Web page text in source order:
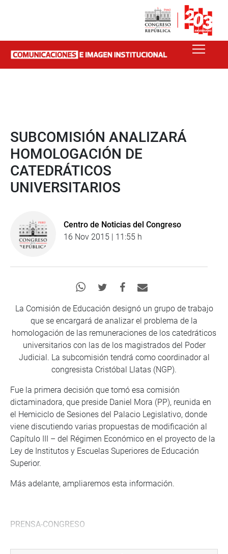
SUBCOMISIÓN ANALIZARÁ
HOMOLOGACIÓN DE
CATEDRÁTICOS
UNIVERSITARIOS
Centro de Noticias del Congreso
16 Nov 2015 | 11:55 h
La Comisión de Educación designó un grupo de trabajo
que se encargará de analizar el problema de la
homologación de las remuneraciones de los catedráticos
universitarios con las de los magistrados del Poder
Judicial. La subcomisión tendrá como coordinador al
congresista Cristóbal Llatas (NGP).
Fue la primera decisión que tomó esa comisión
dictaminadora, que preside Daniel Mora (PP), reunida en
el Hemiciclo de Sesiones del Palacio Legislativo, donde
viene discutiendo varias propuestas de modificación al
Capítulo III – del Régimen Económico en el proyecto de la
Ley de Institutos y Escuelas Superiores de Educación
Superior.
Más adelante, ampliaremos esta información.
PRENSA-CONGRESO